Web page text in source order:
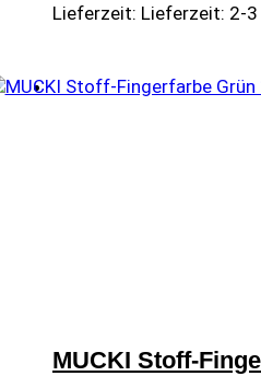
Lieferzeit: Lieferzeit: 2-
MUCKI Stoff-